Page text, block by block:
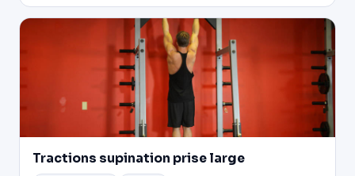
Tractions supination prise large